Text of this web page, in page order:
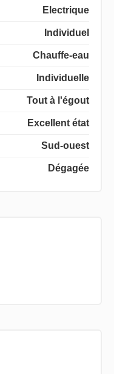
Electrique
Individuel
Chauffe-eau
Individuelle
Tout à l'égout
Excellent état
Sud-ouest
Dégagée